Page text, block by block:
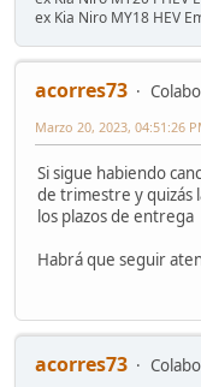
ex Kia Niro MY18 HEV
acorres73
Marzo 20, 2023, 04:51:26
Si sigue habiendo
de trimestre y quizás
los plazos de entrega
Habrá que seguir
acorres73